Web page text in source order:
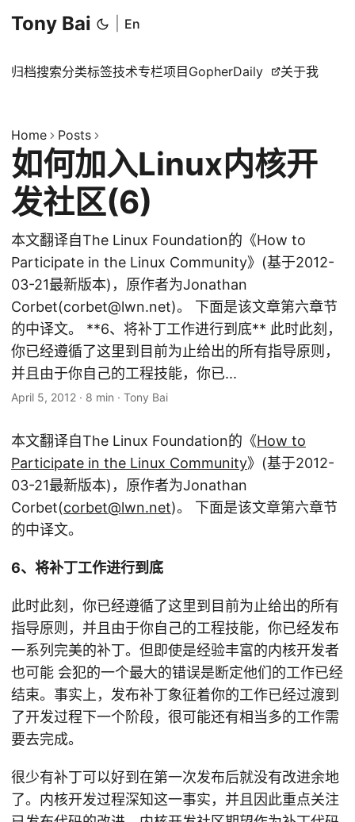
Tony Bai En
归档搜索分类标签技术专栏项目 GopherDaily 关于我
Home Posts
如何加入Linux内核开
发社区(6)
本文翻译自The Linux Foundation的《How to
Participate in the Linux Community》(基于2012-
03-21最新版本)，原作者为Jonathan
Corbet(corbet@lwn.net)。 下面是该文章第六章节
的中译文。 **6、将补丁工作进行到底** 此时此刻，
你已经遵循了这里到目前为止给出的所有指导原则，
并且由于你自己的工程技能，你已...
April 5, 2012 · 8 min · Tony Bai
本文翻译自The Linux Foundation的《How to
Participate in the Linux Community》(基于2012-
03-21最新版本)，原作者为Jonathan
Corbet(corbet@lwn.net)。 下面是该文章第六章节
的中译文。
6、将补丁工作进行到底
此时此刻，你已经遵循了这里到目前为止给出的所有
指导原则，并且由于你自己的工程技能，你已经发布
一系列完美的补丁。但即使是经验丰富的内核开发者
也可能 会犯的一个最大的错误是断定他们的工作已经
结束。事实上，发布补丁象征着你的工作已经过渡到
了开发过程下一个阶段，很可能还有相当多的工作需
要去完成。
很少有补丁可以好到在第一次发布后就没有改进余地
了。内核开发过程深知这一事实，并且因此重点关注